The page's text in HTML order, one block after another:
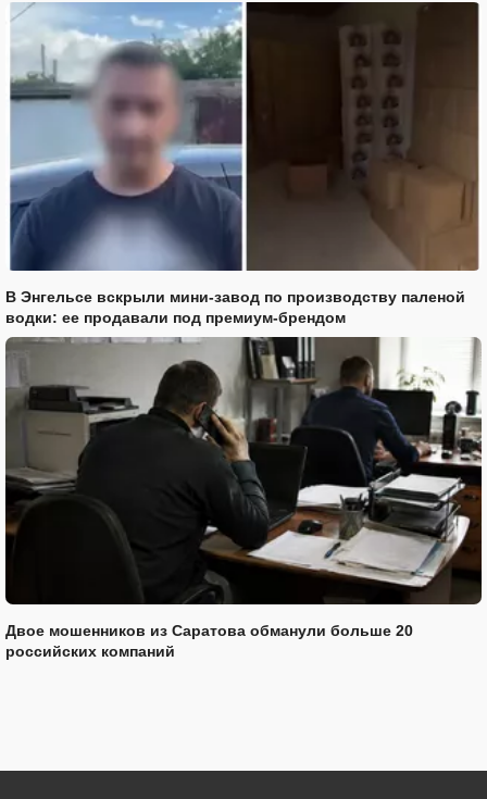
В Энгельсе вскрыли мини-завод по производству паленой
водки: ее продавали под премиум-брендом
Двое мошенников из Саратова обманули больше 20
российских компаний